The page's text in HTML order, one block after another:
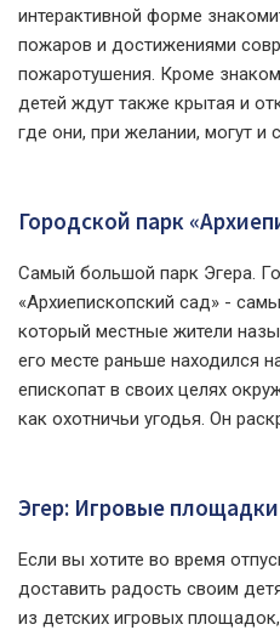
интерактивной форме
пожаров и достижениями
пожаротушения. Кроме
детей ждут также крытая и
где они, при желании, могут и
Городской парк
Cамый большой парк Эгера.
«Архиепископский сад» -
который местные жители
его месте раньше находился
епископат в своих целях
как охотничьи угодья. Он
Эгер: Игровые площадки
Если вы хотите во время
доставить радость своим
из детских игровых